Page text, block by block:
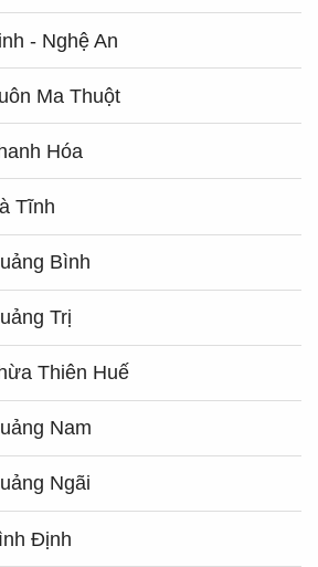
- Nghệ An
Ma Thuột
Hóa
Tĩnh
Bình
Trị
Thiên Huế
Nam
Ngãi
Định